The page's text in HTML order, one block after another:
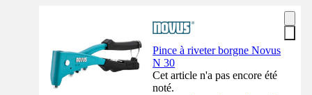
Pince à riveter borgne Novus
N 30
Cet article n'a pas encore été
noté.